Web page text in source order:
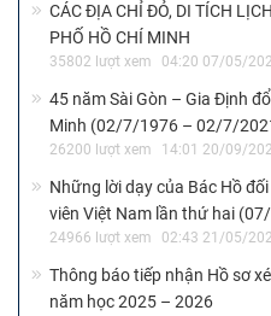
CÁC ĐỊA CHỈ ĐỎ, DI TÍCH
PHỐ HỒ CHÍ MINH
35802 lượt xem 04:20 07/05/
45 năm Sài Gòn – Gia Định
Minh (02/7/1976 – 02/7/
26200 lượt xem 14:01 20/09/
Những lời dạy của Bác Hồ
viên Việt Nam lần thứ hai
24966 lượt xem 02:43 21/05/
Thông báo tiếp nhận Hồ sơ
năm học 2025 – 2026